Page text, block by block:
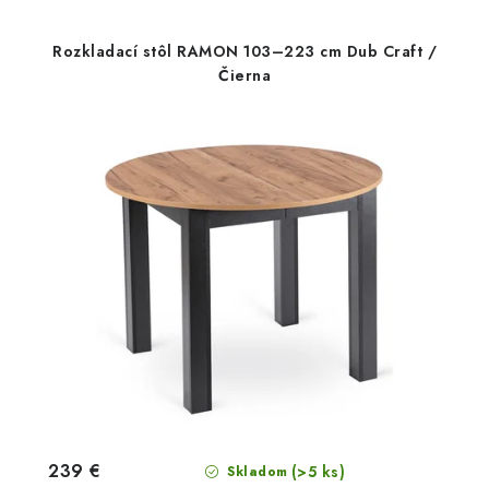
Rozkladací stôl RAMON 103–223 cm Dub Craft /
Čierna
Skladom (>5 ks)
239 €